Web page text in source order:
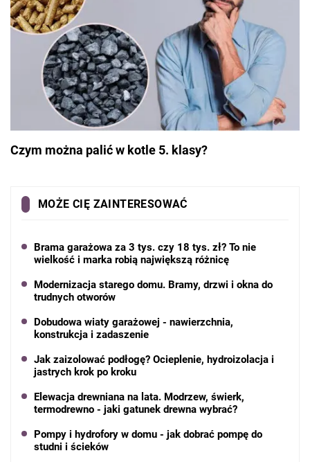
Czym można palić w kotle 5. klasy?
MOŻE CIĘ ZAINTERESOWAĆ
Brama garażowa za 3 tys. czy 18 tys. zł? To nie
wielkość i marka robią największą różnicę
Modernizacja starego domu. Bramy, drzwi i okna do
trudnych otworów
Dobudowa wiaty garażowej - nawierzchnia,
konstrukcja i zadaszenie
Jak zaizolować podłogę? Ocieplenie, hydroizolacja i
jastrych krok po kroku
Elewacja drewniana na lata. Modrzew, świerk,
termodrewno - jaki gatunek drewna wybrać?
Pompy i hydrofory w domu - jak dobrać pompę do
studni i ścieków